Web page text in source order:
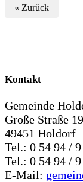
« Zurück
Kontakt
Gemeinde
Große Straße 19
49451 Holdorf
Tel.: 0 54 94 /
Tel.: 0 54 94 /
E-Mail: